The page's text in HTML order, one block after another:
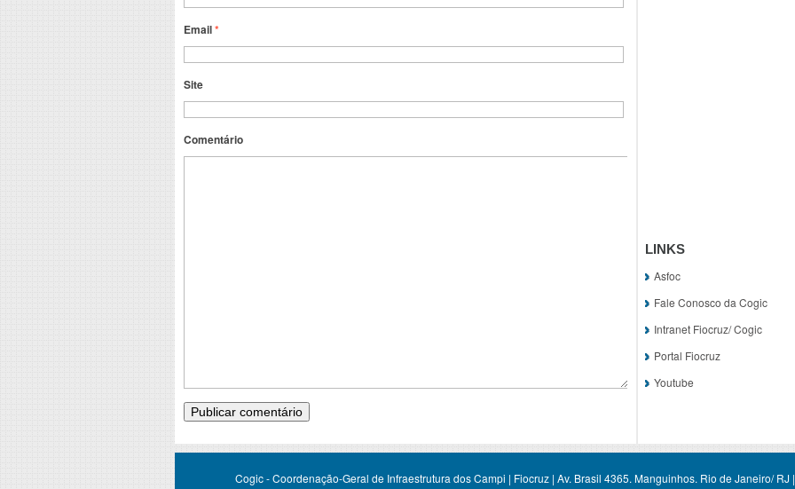
Email*
Site
Comentário
LINKS
Asfoc
Fale Conosco da Cogic
Intranet Fiocruz/ Cogic
Portal Fiocruz
Youtube
Cogic - Coordenação-Geral de Infraestrutura dos Campi | Fiocruz | Av. Brasil 4365. Manguinhos. Rio de Janeiro/